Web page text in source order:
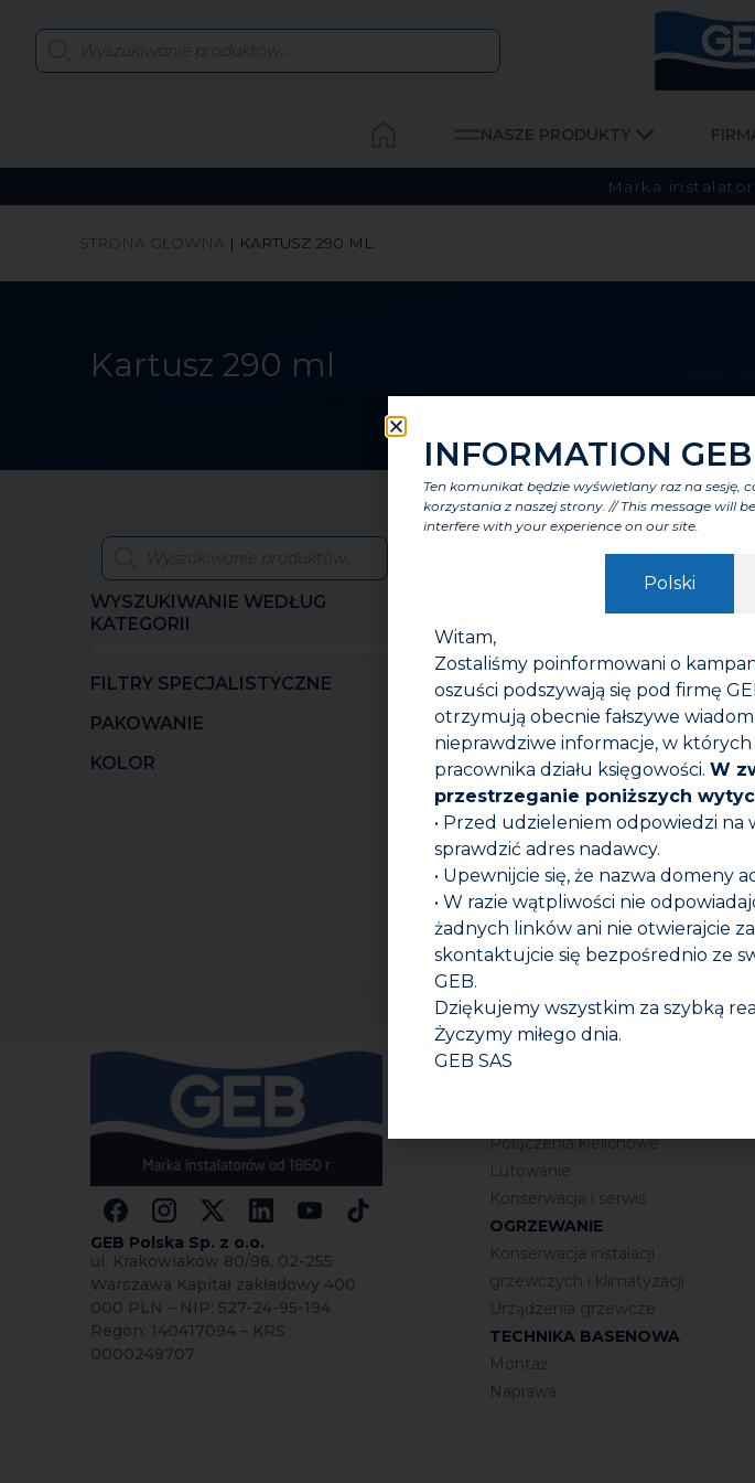
NASZE PRODUKTY
Marka
STRONA GŁÓWNA | KARTUSZ 290 ML
Kartusz 290 ml
WYSZUKIWANIE WEDŁUG
KATEGORII
FILTRY SPECJALISTYCZNE
PAKOWANIE
KOLOR
G30 PRODUKT DO
ODSZLAMIANIA
GEB Polska Sp. z o.o.
ul. Krakowiaków 80/98, 02-255
Warszawa Kapitał zakładowy 400
000 PLN – NIP: 527-24-95-194
Regon: 140417094 – KRS
0000249707
INSTALACJE SANITARNE
Połączenia kielichowe
Lutowanie
Konserwacja i serwis
OGRZEWANIE
Konserwacja instalacji
grzewczych i klimatyzacji
Urządzenia grzewcze
TECHNIKA BASENOWA
Montaż
Naprawa
INFORMATION GEB
Ten komunikat będzie wyświetlany raz na sesję,
korzystania z naszej strony. // This message will
interfere with your experience on our site.
Polski
Witam,
Zostaliśmy poinformowani o
oszuści podszywają się pod firmę
otrzymują obecnie fałszywe
nieprawdziwe informacje, w których
pracownika działu księgowości. W
przestrzeganie poniższych
• Przed udzieleniem odpowiedzi na
sprawdzić adres nadawcy.
• Upewnijcie się, że nazwa domeny
• W razie wątpliwości nie
żadnych linków ani nie otwierajcie
skontaktujcie się bezpośrednio ze
GEB.
Dziękujemy wszystkim za szybką
Życzymy miłego dnia.
GEB SAS